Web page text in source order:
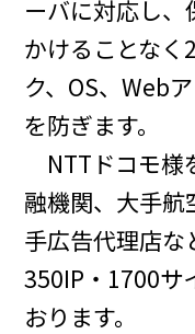
ーバに対応し
かけることなく
ク、OS、Web
を防ぎます。
NTTドコモ様
融機関、大手航
手広告代理店な
350IP・1700サ
おります。